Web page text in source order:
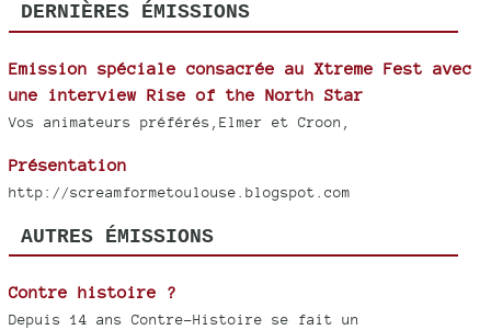
DERNIÈRES ÉMISSIONS
Emission spéciale consacrée au Xtreme Fest avec
une interview Rise of the North Star
Vos animateurs préférés,Elmer et Croon,
Présentation
http://screamformetoulouse.blogspot.com
AUTRES ÉMISSIONS
Contre histoire ?
Depuis 14 ans Contre-Histoire se fait un